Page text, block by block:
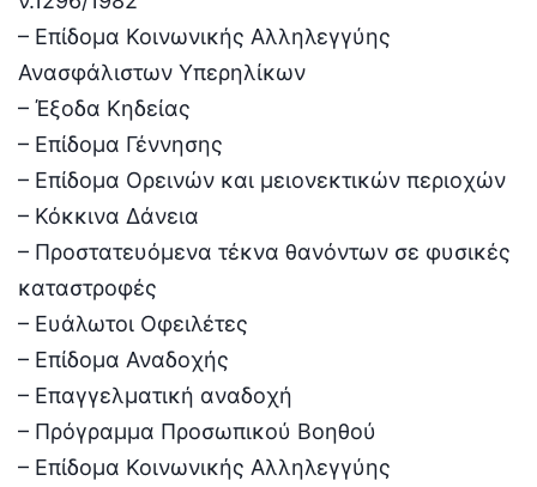
– Επίδομα Κοινωνικής Αλληλεγγύης
Ανασφάλιστων Υπερηλίκων
– Έξοδα Κηδείας
– Επίδομα Γέννησης
– Επίδομα Ορεινών και μειονεκτικών περιοχών
– Κόκκινα Δάνεια
– Προστατευόμενα τέκνα θανόντων σε φυσικές
καταστροφές
– Ευάλωτοι Οφειλέτες
– Επίδομα Αναδοχής
– Επαγγελματική αναδοχή
– Πρόγραμμα Προσωπικού Βοηθού
– Επίδομα Κοινωνικής Αλληλεγγύης